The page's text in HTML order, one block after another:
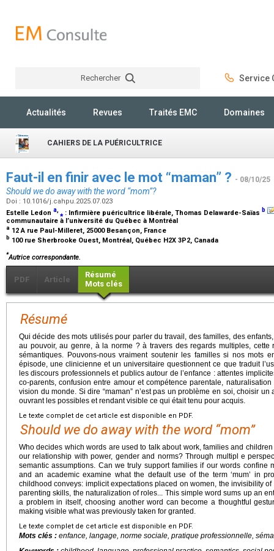
Rechercher Service
Actualités Revues Traités EMC Domaines
CAHIERS DE LA PUÉRICULTRICE
Faut-il en finir avec le mot “maman” ? - 08/10/25
Should we do away with the word “mom”?
Doi : 10.1016/j.cahpu.2025.07.023
Estelle Ledon a,⁎: Infirmière puéricultrice libérale, Thomas Delawarde-Saïas b
communautaire à l’université du Québec à Montréal
a 12 A rue Paul-Milleret, 25000 Besançon, France
b 100 rue Sherbrooke Ouest, Montréal, Québec H2X 3P2, Canada
*Autrice correspondante.
PDF Article
Résumé
Mots clés
Résumé
Qui décide des mots utilisés pour parler du travail, des familles, des
au pouvoir, au genre, à la norme ? à travers des regards multiples, cette
sémantiques. Pouvons-nous vraiment soutenir les familles si nos mots
épisode, une clinicienne et un universitaire questionnent ce que traduit
les discours professionnels et publics autour de l’enfance : attentes
co-parents, confusion entre amour et compétence parentale,
vision du monde. Si dire “maman” n’est pas un problème en soi, choisir
ouvrant les possibles et rendant visible ce qui était tenu pour acquis.
Le texte complet de cet article est disponible en PDF.
Should we do away with the word “mom”
Who decides which words are used to talk about work, families and
our relationship with power, gender and norms? Through multipl e
semantic assumptions. Can we truly support families if our words confine
and an academic examine what the default use of the term ‘mum’ in
childhood conveys: implicit expectations placed on women, the invisibility
parenting skills, the naturalization of roles... This simple word sums up an
a problem in itself, choosing another word can become a thoughtful
making visible what was previously taken for granted.
Le texte complet de cet article est disponible en PDF.
Mots clés : enfance, langage, norme sociale, pratique professionnelle,